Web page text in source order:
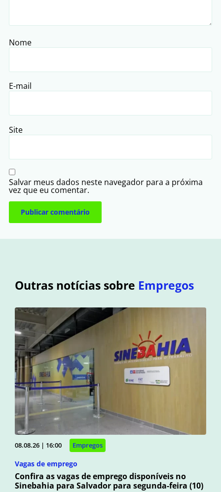
Nome
E-mail
Site
Salvar meus dados neste navegador para a próxima
vez que eu comentar.
Outras notícias sobre Empregos
08.08.26 | 16:00 Empregos
Vagas de emprego
Confira as vagas de emprego disponíveis no
Sinebahia para Salvador para segunda-feira (10)